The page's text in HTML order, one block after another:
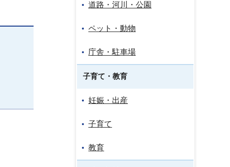
道路・河川・公園
ペット・動物
庁舎・駐車場
子育て・教育
妊娠・出産
子育て
教育